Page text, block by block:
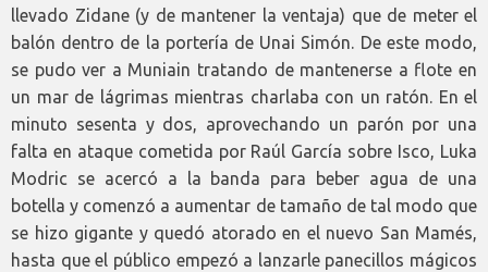
llevado Zidane (y de mantener la ventaja) que de meter el
balón dentro de la portería de Unai Simón. De este modo,
se pudo ver a Muniain tratando de mantenerse a flote en
un mar de lágrimas mientras charlaba con un ratón. En el
minuto sesenta y dos, aprovechando un parón por una
falta en ataque cometida por Raúl García sobre Isco, Luka
Modric se acercó a la banda para beber agua de una
botella y comenzó a aumentar de tamaño de tal modo que
se hizo gigante y quedó atorado en el nuevo San Mamés,
hasta que el público empezó a lanzarle panecillos mágicos